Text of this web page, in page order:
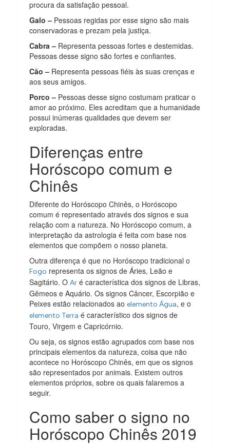
procura da satisfação pessoal.
Galo – Pessoas regidas por esse signo são mais
conservadoras e prezam pela justiça.
Cabra – Representa pessoas fortes e destemidas.
Pessoas desse signo são fortes e confiantes.
Cão – Representa pessoas fiéis às suas crenças e
aos seus amigos.
Porco – Pessoas desse signo costumam praticar o
amor ao próximo. Eles acreditam que a humanidade
possui inúmeras qualidades que devem ser
exploradas.
Diferenças entre
Horóscopo comum e
Chinês
Diferente do Horóscopo Chinês, o Horóscopo
comum é representado através dos signos e sua
relação com a natureza. No Horóscopo comum, a
interpretação da astrologia é feita com base nos
elementos que compõem o nosso planeta.
Outra diferença é que no Horóscopo tradicional o
Fogo representa os signos de Áries, Leão e
Sagitário. OAr é característica dos signos de Libras,
Gêmeos e Aquário. Os signos Câncer, Escorpião e
Peixes estão relacionados aoelemento Água, e o
elemento Terra é característico dos signos de
Touro, Virgem e Capricórnio.
Ou seja, os signos estão agrupados com base nos
principais elementos da natureza, coisa que não
acontece no Horóscopo Chinês, em que os signos
são representados por animais. Existem outros
elementos próprios, sobre os quais falaremos a
seguir.
Como saber o signo no
Horóscopo Chinês 2019